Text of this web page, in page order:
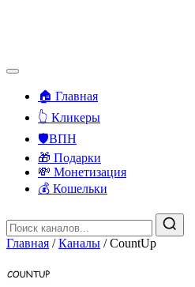
🏠 Главная
👆 Кликеры
🛡️ВПН
🎁 Подарки
💸 Монетизация
💰 Кошельки
Главная / Каналы / CountUp